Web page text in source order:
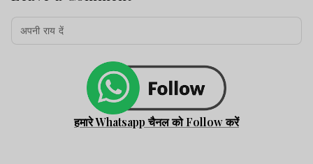
हमारे Whatsapp चैनल को Follow करें